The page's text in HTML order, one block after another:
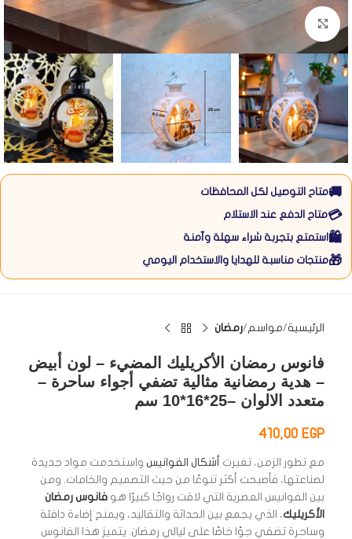
Click to enlarge
🚚متاح التوصيل لكل المحافظات
💳متاح الدفع عند الاستلام
🛍️ استمتع بتجربة شراء سهلة وآمنة
🎁منتجات مناسبة للهدايا والاستخدام اليومي
الرئيسية مواسم رمضان
فانوس رمضان الأكريليك المضيء – لون أبيض
– هدية رمضانية مثالية تضفي أجواء ساحرة –
متعدد الالوان –25*16*10 سم
410,00 EGP
مع تطور الزمن، تغيرت أشكال الفوانيس واستخدمت مواد جديدة
لصناعتها، فأصبحت أكثر تنوعًا من حيث التصميم والخامات. ومن
بين الفوانيس العصرية التي لاقت رواجًا كبيرًا هو فانوس رمضان
الأكريليك، الذي يجمع بين الحداثة والتقاليد، ويمنح إضاءة دافئة
وساحرة تضفي جوًا خاصًا على ليالي رمضان. يتميز هذا الفانوس